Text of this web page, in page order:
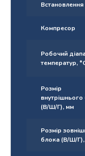
Встановлення
Компресор
Робочий
температур,
Розмір
(В/Ш/Г), мм
Розмір
блока (В/Ш/